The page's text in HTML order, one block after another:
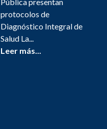
protocolos de
Diagnóstico Integral de
Salud La...
Leer más...